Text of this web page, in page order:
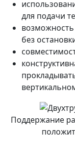
для подачи
без
Поддержание